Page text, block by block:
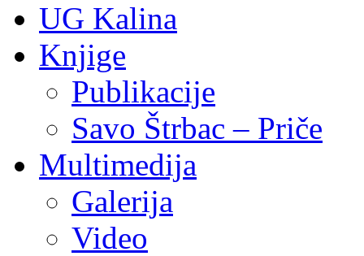
UG Kalina
Knjige
Publikacije
Savo Štrbac – Priče
Multimedija
Galerija
Video